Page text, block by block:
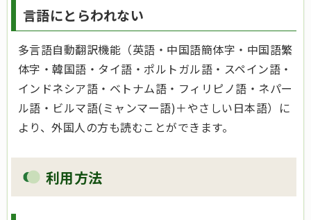
言語にとらわれない
多言語自動翻訳機能（英語・中国語簡体字・中国語繁
体字・韓国語・タイ語・ポルトガル語・スペイン語・
インドネシア語・ベトナム語・フィリピノ語・ネパー
ル語・ビルマ語(ミャンマー語)＋やさしい日本語）に
より、外国人の方も読むことができます。
利用方法